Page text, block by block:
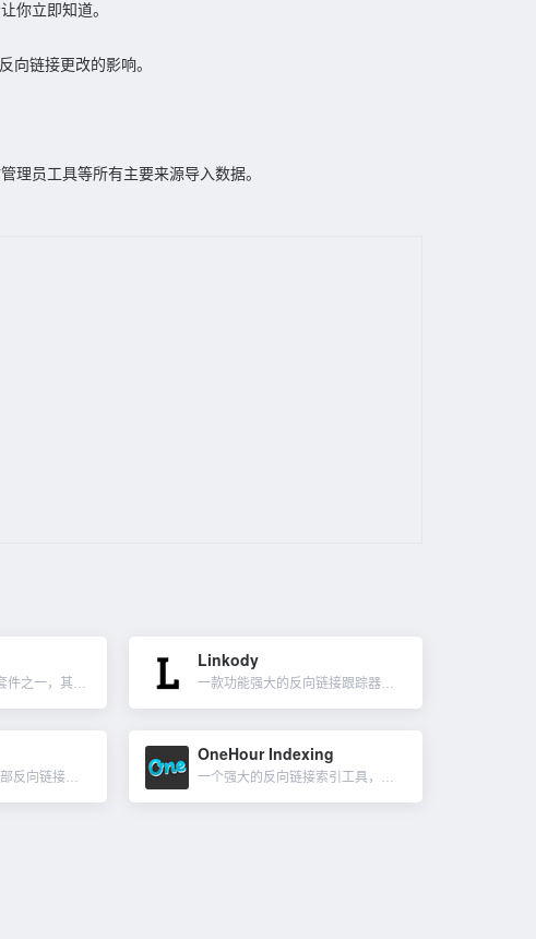
你立即知道。
向链接更改的影响。
理员工具等所有主要来源导入数据。
国外著名 SEO 工具套件之一，其中包含用于链接构建、关键字研究、竞争对手分析、排名跟踪和站点审核的工具。其反向链接分析是业内首屈一指的，所以我将它归类到外链建设栏目。我们可以使用 Ahrefs 对...
Linkody
一款功能强大的反向链接跟踪器，可帮助你掌握链接建设活动。Linkody 使用简单，只需单击几下，Linkody 就会开始在网络上抓取您当前的所有反向链接。然后，它将每天不断地抓取网络，以检查是否有新网...
一个深度挖掘网站外部反向链接数据的工具，既可以查询自己网站的外链，也可以查询别人网站反链数据。要查询别人网站需要付费，根据链接数目不同所要付的价格也不同。与Ahrefs、SEMrush或Moz Pro...
OneHour Indexing
一个强大的反向链接索引工具，具有不同于其他工具的秘密技术，如链接构建、Ping 和 RSS。OneHour Indexing 全自动服务不仅会抓取你的链接，而且会在几分钟内开始为你的反向链接...